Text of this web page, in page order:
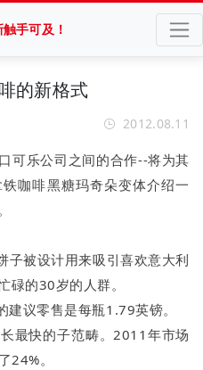
手可及！
的新格式
2012.08.11
可乐公司之间的合作--将为其
咖啡黑糖玛奇朵变体介绍一
子被设计用来吸引喜欢意大利
碌的30岁的人群。
议零售是每瓶1.79英镑。
最快的子范畴。2011年市场
24%。